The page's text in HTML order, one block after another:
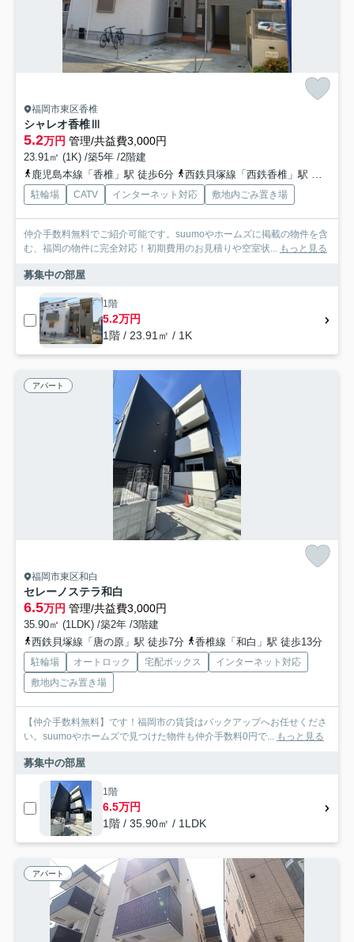
福岡市東区香椎
シャレオ香椎Ⅲ
5.2万円 管理/共益費3,000円
23.91㎡ (1K) /築5年 /2階建
鹿児島本線「香椎」駅 徒歩6分
西鉄貝塚線「西鉄香椎」駅 徒歩7分
駐輪場 CATV インターネット対応 敷地内ごみ置き場
仲介手数料無料でご紹介可能です。suumoやホームズに掲載の物件を含
む、福岡の物件に完全対応！初期費用のお見積りや空室状... もっと見る
募集中の部屋
1階
5.2万円
1階 / 23.91㎡ / 1K
アパート
福岡市東区和白
セレーノステラ和白
6.5万円 管理/共益費3,000円
35.90㎡ (1LDK) /築2年 /3階建
西鉄貝塚線「唐の原」駅 徒歩7分
香椎線「和白」駅 徒歩13分
駐輪場 オートロック 宅配ボックス
インターネット対応
敷地内ごみ置き場
【仲介手数料無料】です！福岡市の賃貸はバックアップへお任せくださ
い。suumoやホームズで見つけた物件も仲介手数料0円で... もっと見る
募集中の部屋
1階
6.5万円
1階 / 35.90㎡ / 1LDK
アパート